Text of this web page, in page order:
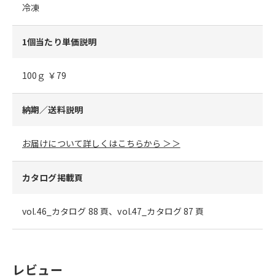
冷凍
1個当たり単価説明
100ｇ ￥79
納期／送料説明
お届けについて詳しくはこちらから ＞＞
カタログ掲載頁
vol.46_カタログ 88 頁、vol.47_カタログ 87 頁
レビュー